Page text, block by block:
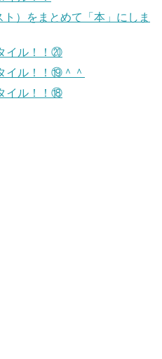
）をまとめて「本」にしま
イル！！⑳
イル！！⑲＾＾
イル！！⑱